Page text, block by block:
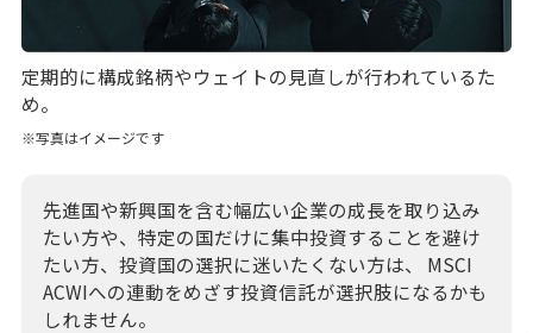
定期的に構成銘柄やウェイトの見直しが行われているた
め。
※写真はイメージです
先進国や新興国を含む幅広い企業の成長を取り込み
たい方や、特定の国だけに集中投資することを避け
たい方、投資国の選択に迷いたくない方は、 MSCI
ACWIへの連動をめざす投資信託が選択肢になるかも
しれません。